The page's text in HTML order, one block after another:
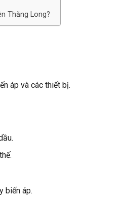
Thăng Long?
áp và các thiết bị.
biến áp.